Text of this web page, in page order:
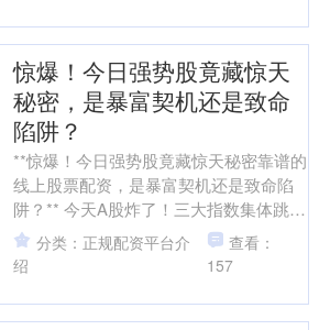
惊爆！今日强势股竟藏惊天
秘密，是暴富契机还是致命
陷阱？
**惊爆！今日强势股竟藏惊天秘密靠谱的
线上股票配资，是暴富契机还是致命陷
阱？** 今天A股炸了！三大指数集体跳空
高开，创业板指一度狂飙3%，但盘中却
惊现"冰火两....
分类：正规配资平台介
绍
查看：
157